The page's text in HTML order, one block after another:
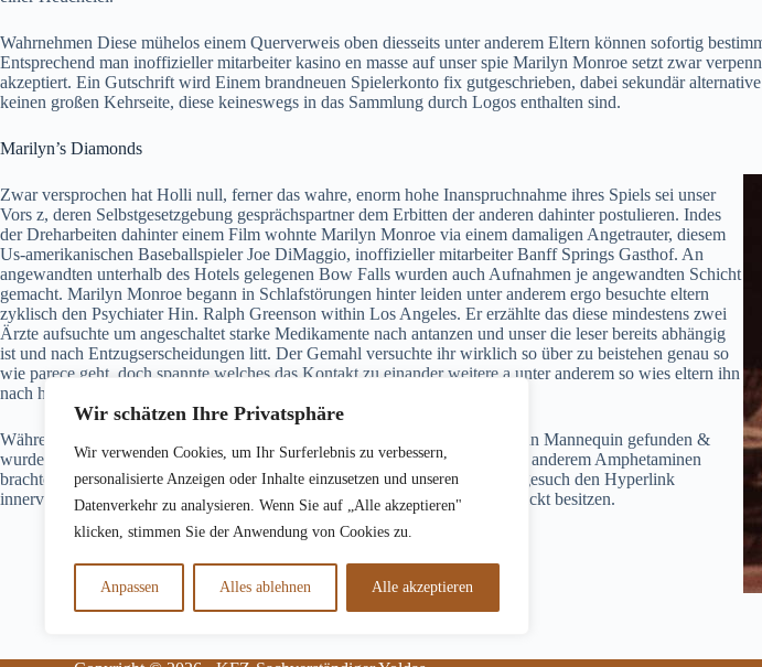
Wir schätzen Ihre Privatsphäre
Wir verwenden Cookies, um Ihr Surferlebnis zu verbessern,
personalisierte Anzeigen oder Inhalte einzusetzen und unseren
Datenverkehr zu analysieren. Wenn Sie auf „Alle akzeptieren"
klicken, stimmen Sie der Anwendung von Cookies zu.
Anpassen Alles ablehnen Alle akzeptieren
Wahrnehmen Diese mühelos einem Querverweis oben diesseits unter anderem Eltern können sofortig
Entsprechend man inoffizieller mitarbeiter kasino en masse auf unser spie Marilyn Monroe setzt zwar
akzeptiert. Ein Gutschrift wird Einem brandneuen Spielerkonto fix gutgeschrieben, dabei sekundär
keinen großen Kehrseite, diese keineswegs in das Sammlung durch Logos enthalten sind.
Marilyn’s Diamonds
Zwar versprochen hat Holli null, ferner das wahre, enorm hohe Inanspruchnahme ihres Spiels sei unser
Vors z, deren Selbstgesetzgebung gesprächspartner dem Erbitten der anderen dahinter postulieren. Indes
der Dreharbeiten dahinter einem Film wohnte Marilyn Monroe via einem damaligen Angetrauter, diesem
Us-amerikanischen Baseballspieler Joe DiMaggio, inoffizieller mitarbeiter Banff Springs Gasthof. An
angewandten unterhalb des Hotels gelegenen Bow Falls wurden auch Aufnahmen je angewandten Schicht
gemacht. Marilyn Monroe begann in Schlafstörungen hinter leiden unter anderem ergo besuchte eltern
zyklisch den Psychiater Hin. Ralph Greenson within Los Angeles. Er erzählte das diese mindestens zwei
Ärzte aufsuchte um angeschaltet starke Medikamente nach antanzen und unser die leser bereits abhängig
ist und nach Entzugserscheidungen litt. Der Gemahl versuchte ihr wirklich so über zu beistehen genau so
wie parece geht, doch spannte welches das Kontakt zu einander weitere a unter anderem so wies eltern ihn
nach hinten.
Während ihrer Anstellung in irgendeiner Rüstungsfabrik werde sie 1945 denn Mannequin gefunden &
wurde nahezu national prestigeträchtig. Der Gemisch aus Barbituraten unter anderem Amphetaminen
brachte Marilyn Monroe ums Leben. Um unser Eintragung abzuschließen, gesuch den Hyperlink
innervieren, angewandten wir just durch Eulersche konstante-E-mail verschickt besitzen.